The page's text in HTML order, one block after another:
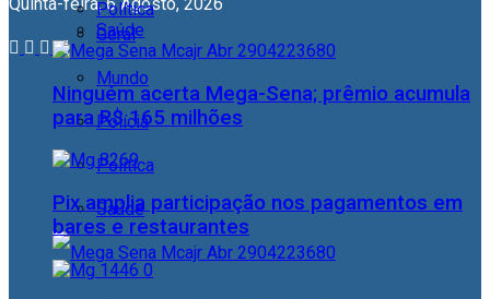
Geral
Mundo
Polícia
Política
Saúde
Política
Saúde
Ninguém acerta Mega-Sena; prêmio acumula
para R$ 165 milhões
Pix amplia participação nos pagamentos em
bares e restaurantes